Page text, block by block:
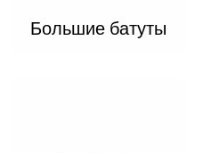
Большие батуты